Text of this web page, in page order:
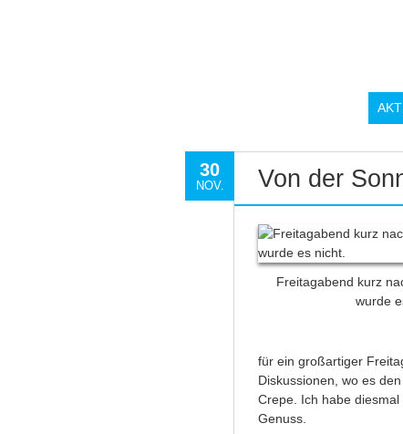
30
NOV. Von der
Freitagabend kurz
wurde
für ein großartiger
Diskussionen, wo es
Crepe. Ich habe
Genuss.